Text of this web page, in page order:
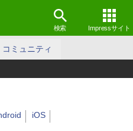
検索 Impressサイト
コミュニティ
iOS